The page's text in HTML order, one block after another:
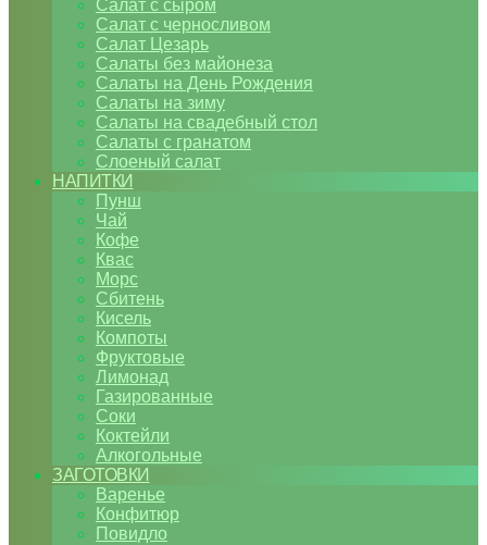
Салат с сыром
Салат с черносливом
Салат Цезарь
Салаты без майонеза
Салаты на День Рождения
Салаты на зиму
Салаты на свадебный стол
Салаты с гранатом
Слоеный салат
НАПИТКИ
Пунш
Чай
Кофе
Квас
Морс
Сбитень
Кисель
Компоты
Фруктовые
Лимонад
Газированные
Соки
Коктейли
Алкогольные
ЗАГОТОВКИ
Варенье
Конфитюр
Повидло